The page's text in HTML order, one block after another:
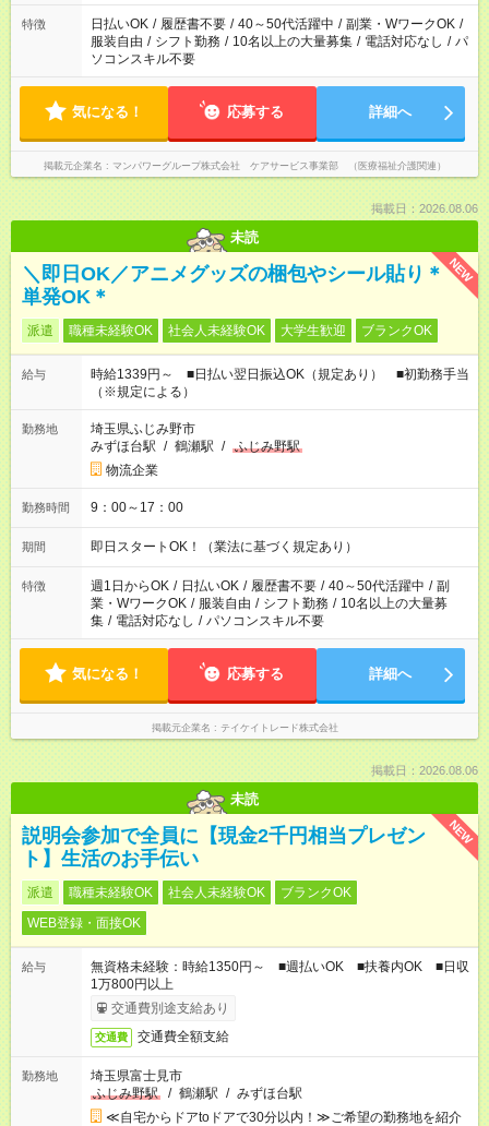
案内が難しい場合があります
特徴 日払いOK / 履歴書不要 / 40～50代活躍中 / 副業・WワークOK /
服装自由 / シフト勤務 / 10名以上の大量募集 / 電話対応なし / パ
ソコンスキル不要
気になる！ 応募する 詳細へ
掲載元企業名 マンパワーグループ株式会社 ケアサービス事業部 （医療福祉介護関連）
掲載日：2026.08.06
未読
NEW
＼即日OK／アニメグッズの梱包やシール貼り＊
単発OK＊
派遣 職種未経験OK 社会人未経験OK 大学生歓迎 ブランクOK
給与
時給1339円～ ■日払い翌日振込OK（規定あり） ■初勤務手当
（※規定による）
勤務地
埼玉県ふじみ野市
みずほ台駅 / 鶴瀬駅 / ふじみ野駅
物流企業
勤務時間 9：00～17：00
期間 即日スタートOK！（業法に基づく規定あり）
特徴 週1日からOK / 日払いOK / 履歴書不要 / 40～50代活躍中 / 副
業・WワークOK / 服装自由 / シフト勤務 / 10名以上の大量募
集 / 電話対応なし / パソコンスキル不要
気になる！ 応募する 詳細へ
掲載元企業名 テイケイトレード株式会社
掲載日：2026.08.06
未読
NEW
説明会参加で全員に【現金2千円相当プレゼン
ト】生活のお手伝い
派遣 職種未経験OK 社会人未経験OK
ブランクOK
WEB登録・面接OK
給与
無資格未経験：時給1350円～ ■週払いOK ■扶養内OK ■日収
1万800円以上
交通費別途支給あり
交通費 交通費全額支給
勤務地
埼玉県富士見市
ふじみ野駅
/ 鶴瀬駅 / みずほ台駅
≪自宅からドアtoドアで30分以内！≫ご希望の勤務地を紹介